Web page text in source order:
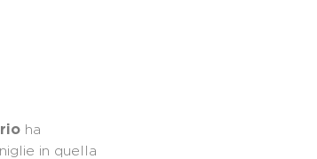
ha
in quella